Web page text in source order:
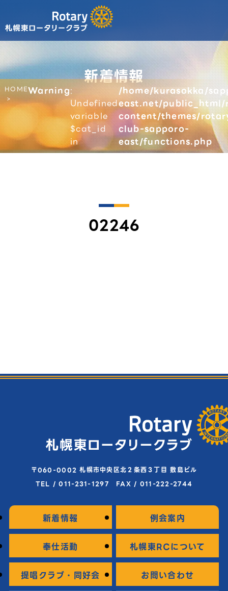
新着情報
HOMEWarning:
Undefined
variable
$cat_id
in
/home/kurasokka/
east.net/
content/themes/
club-sapporo-
east/functions.php
02246
〒060-0002 札幌市中央区北２条西３丁目 敷島ビル
TEL / 011-231-1297 FAX / 011-222-2744
新着情報 例会案内
奉仕活動 札幌東RCについて
提唱クラブ・同好会 お問い合わせ